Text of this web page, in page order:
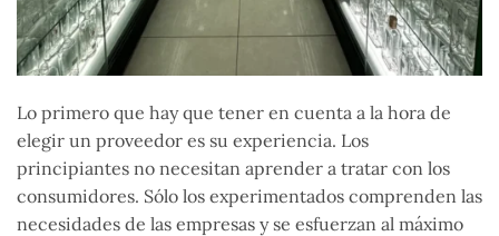
Lo primero que hay que tener en cuenta a la hora de
elegir un proveedor es su experiencia. Los
principiantes no necesitan aprender a tratar con los
consumidores. Sólo los experimentados comprenden las
necesidades de las empresas y se esfuerzan al máximo